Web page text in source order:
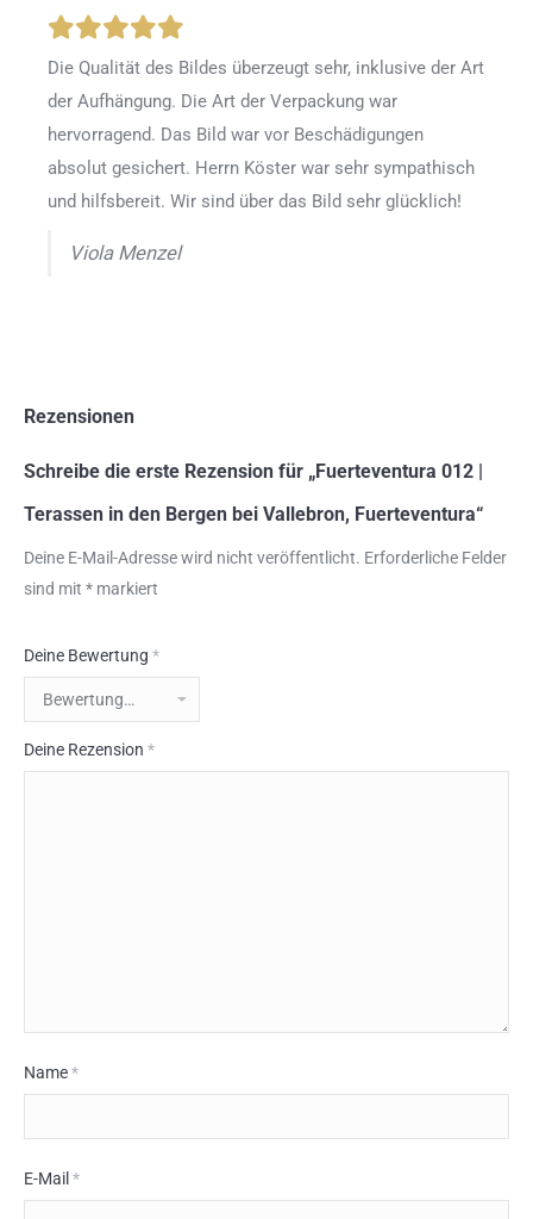
Die Qualität des Bildes überzeugt sehr, inklusive der Art
der Aufhängung. Die Art der Verpackung war
hervorragend. Das Bild war vor Beschädigungen
absolut gesichert. Herrn Köster war sehr sympathisch
und hilfsbereit. Wir sind über das Bild sehr glücklich!
Viola Menzel
Rezensionen
Schreibe die erste Rezension für „Fuerteventura 012 |
Terassen in den Bergen bei Vallebron, Fuerteventura“
Deine E-Mail-Adresse wird nicht veröffentlicht. Erforderliche Felder
sind mit * markiert
Deine Bewertung *
Deine Rezension *
Name*
E-Mail *